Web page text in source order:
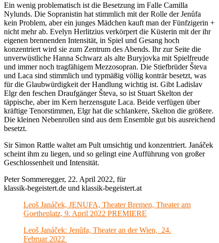
Ein wenig problematisch ist die Besetzung im Falle Camilla
Nylunds. Die Sopranistin hat stimmlich mit der Rolle der Jenůfa
kein Problem, aber ein junges Mädchen kauft man der Fünfzigerin +
nicht mehr ab. Evelyn Herlitzius verkörpert die Küsterin mit der ihr
eigenen brennenden Intensität, in Spiel und Gesang hoch
konzentriert wird sie zum Zentrum des Abends. Ihr zur Seite die
unverwüstliche Hanna Schwarz als alte Buryjovka mit Spielfreude
und immer noch tragfähigem Mezzosopran. Die Stiefbrüder Števa
und Laca sind stimmlich und typmäßig völlig konträr besetzt, was
für die Glaubwürdigkeit der Handlung wichtig ist. Gibt Ladislav
Elgr den feschen Draufgänger Števa, so ist Stuart Skelton der
täppische, aber im Kern herzensgute Laca. Beide verfügen über
kräftige Tenorstimmen, Elgr hat die schlankere, Skelton die größere.
Die kleinen Nebenrollen sind aus dem Ensemble gut bis ausreichend
besetzt.
Sir Simon Rattle waltet am Pult umsichtig und konzentriert. Janáček
scheint ihm zu liegen, und so gelingt eine Aufführung von großer
Geschlossenheit und Intensität.
Peter Sommeregger, 22. April 2022, für
klassik-begeistert.de und klassik-begeistert.at
Leoš Janáček, JENUFA, Theater Bremen, Theater am
Goetheplatz, 9. April 2022 PREMIERE
Leoš Janáček: Jenůfa, Theater an der Wien, 24.
Februar 2022